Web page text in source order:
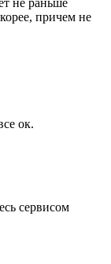
причем не
ок.
сервисом